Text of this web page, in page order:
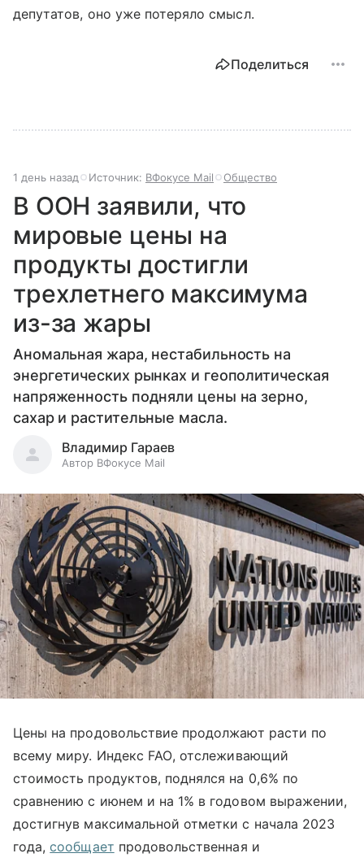
депутатов, оно уже потеряло смысл.
Поделиться
1 день назад Источник: ВФокусе Mail Общество
В ООН заявили, что
мировые цены на
продукты достигли
трехлетнего максимума
из-за жары
Аномальная жара, нестабильность на
энергетических рынках и геополитическая
напряженность подняли цены на зерно,
сахар и растительные масла.
Владимир Гараев
Автор ВФокусе Mail
Цены на продовольствие продолжают расти по
всему миру. Индекс FAO, отслеживающий
стоимость продуктов, поднялся на 0,6% по
сравнению с июнем и на 1% в годовом выражении,
достигнув максимальной отметки с начала 2023
года,сообщает продовольственная и